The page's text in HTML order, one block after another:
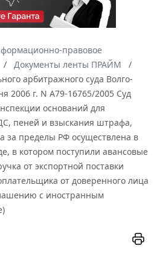
правовое
Документы ленты ПРАЙМ
арбитражного суда Волго-
2006 г. N А79-16765/2005 Суд
оснований для
пеней и взыскания штрафа,
за пределы РФ осуществлена в
в котором поступили авансовые
от экспортной поставки
от доверенного лица
с иностранным